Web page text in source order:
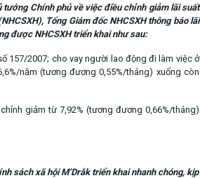
tướng Chính phủ về việc điều chỉnh giảm lãi suất
Tổng Giám đốc NHCSXH thông báo lãi
được NHCSXH triển khai như sau:
157/2007; cho vay người lao động đi làm việc ở
năm (tương đương 0,55%/tháng) xuống còn
giảm từ 7,92% (tương đương 0,66%/tháng)
sách xã hội M’Drắk triển khai nhanh chóng, kịp